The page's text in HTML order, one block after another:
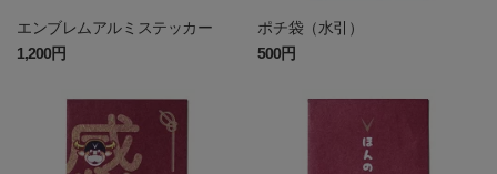
エンブレムアルミステッカー
1,200円
ポチ袋（水引）
500円